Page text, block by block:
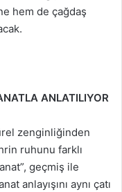
hem de çağdaş
ANLATILIYOR
zenginliğinden
ruhunu farklı
geçmiş ile
anlayışını aynı çatı